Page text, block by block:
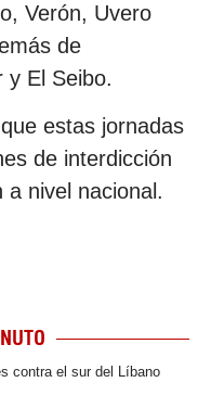
Verón, Uvero
de
y El Seibo.
estas jornadas
de interdicción
nivel nacional.
contra el sur del Líbano